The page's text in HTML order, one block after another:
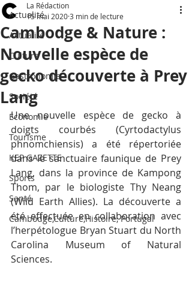
Actualité
Actualité
Culture
Gastronomie
Société
Economie
Tourisme
KEP GAZETTE
Sports
Santé
Cambodge,Culture,Histoire, Portugal
Cambodge & Nature :
Nouvelle espèce de
gecko découverte à Prey
Lang
La Rédaction
15 mai 20203 min de lecture
Une nouvelle espèce de gecko à
doigts courbés (Cyrtodactylus
phnomchiensis) a été répertoriée
dans le sanctuaire faunique de Prey
Lang, dans la province de Kampong
Thom, par le biologiste Thy Neang
(Wild Earth Allies). La découverte a
été effectuée en collaboration avec
l’herpétologue Bryan Stuart du North
Carolina Museum of Natural
Sciences.